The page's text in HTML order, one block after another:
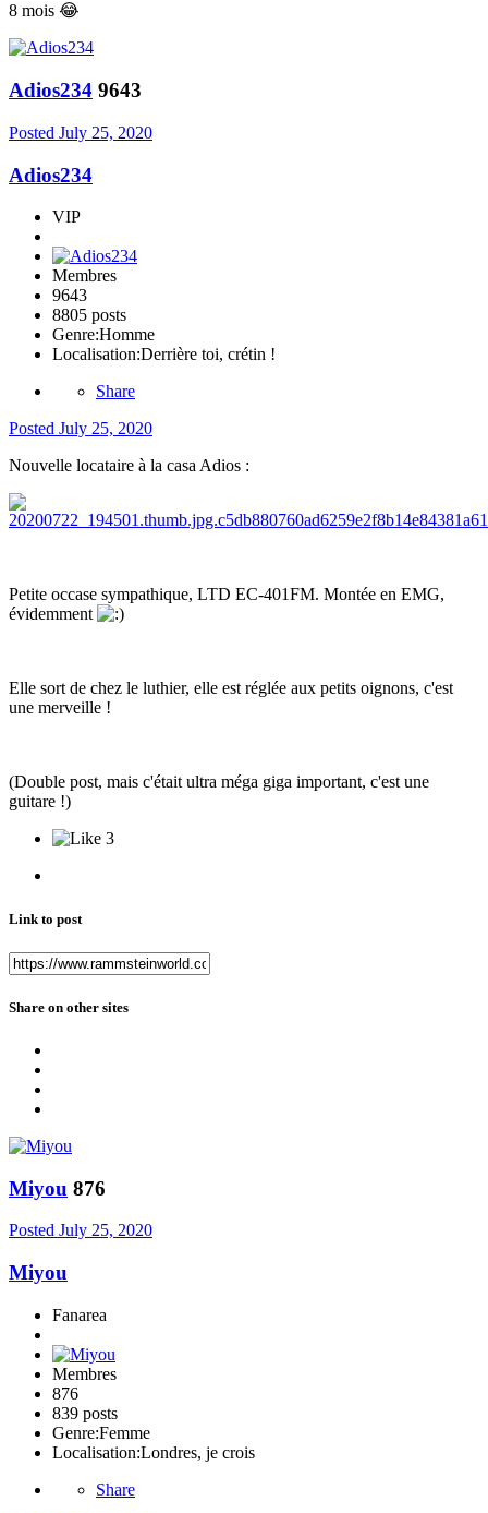
8 mois 😂
Adios234 9643
Posted July 25, 2020
Adios234
VIP
Membres
9643
8805 posts
Genre:Homme
Localisation:Derrière toi, crétin !
Share
Posted July 25, 2020
Nouvelle locataire à la casa Adios :
Petite occase sympathique, LTD EC-401FM. Montée en EMG,
évidemment
Elle sort de chez le luthier, elle est réglée aux petits oignons, c'est
une merveille !
(Double post, mais c'était ultra méga giga important, c'est une
guitare !)
3
Link to post
Share on other sites
Miyou 876
Posted July 25, 2020
Miyou
Fanarea
Membres
876
839 posts
Genre:Femme
Localisation:Londres, je crois
Share